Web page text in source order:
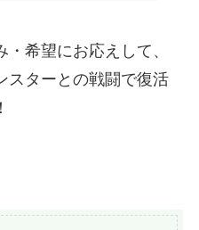
希望にお応えして、
スターとの戦闘で復活